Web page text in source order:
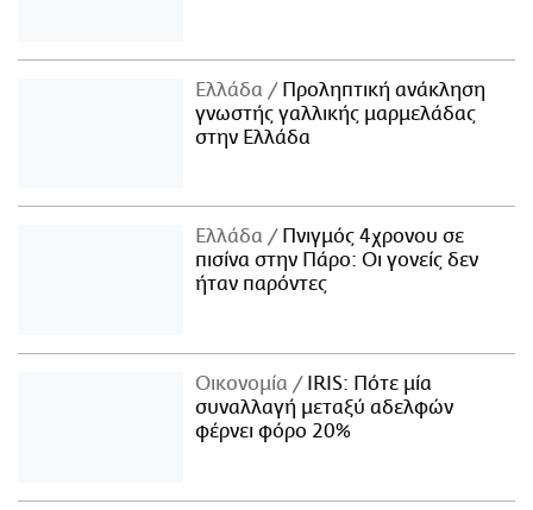
Ελλάδα
Προληπτική ανάκληση
γνωστής γαλλικής μαρμελάδας
στην Ελλάδα
Ελλάδα
Πνιγμός 4χρονου σε
πισίνα στην Πάρο: Οι γονείς δεν
ήταν παρόντες
Οικονομία
IRIS: Πότε μία
συναλλαγή μεταξύ αδελφών
φέρνει φόρο 20%